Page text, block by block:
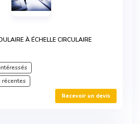
À ÉCHELLE CIRCULAIRE
Recevoir un devis